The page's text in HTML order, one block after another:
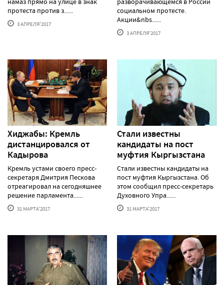
протеста против з......
3 АПРЕЛЯ'2017
социальном протесте.
Акции&nbs......
3 АПРЕЛЯ'2017
Хиджабы: Кремль
дистанцировался от
Кадырова
Кремль устами своего пресс-
секретаря Дмитрия Пескова
отреагировал на сегодняшнее
решение парламента......
31 МАРТА'2017
Стали известны
кандидаты на пост
муфтия Кыргызстана
Стали известны кандидаты на
пост муфтия Кыргызстана. Об
этом сообщил пресс-секретарь
Духовного Упра......
31 МАРТА'2017